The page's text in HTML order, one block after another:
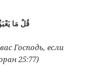
قُلْ مَا
Господь, если
25:77)